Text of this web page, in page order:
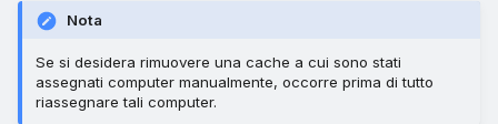
Nota
Se si desidera rimuovere una cache a cui sono stati
assegnati computer manualmente, occorre prima di tutto
riassegnare tali computer.